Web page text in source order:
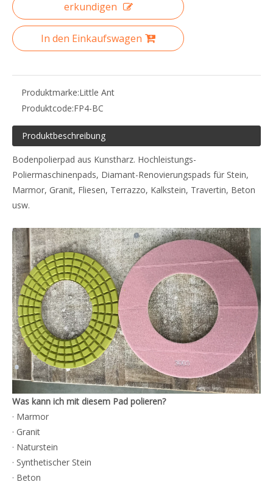
erkundigen
In den Einkaufswagen
Produktmarke:Little Ant
Produktcode:FP4-BC
Produktbeschreibung
Bodenpolierpad aus Kunstharz. Hochleistungs-
Poliermaschinenpads, Diamant-Renovierungspads für Stein,
Marmor, Granit, Fliesen, Terrazzo, Kalkstein, Travertin, Beton
usw.
Was kann ich mit diesem Pad polieren?
· Marmor
· Granit
· Naturstein
· Synthetischer Stein
· Beton